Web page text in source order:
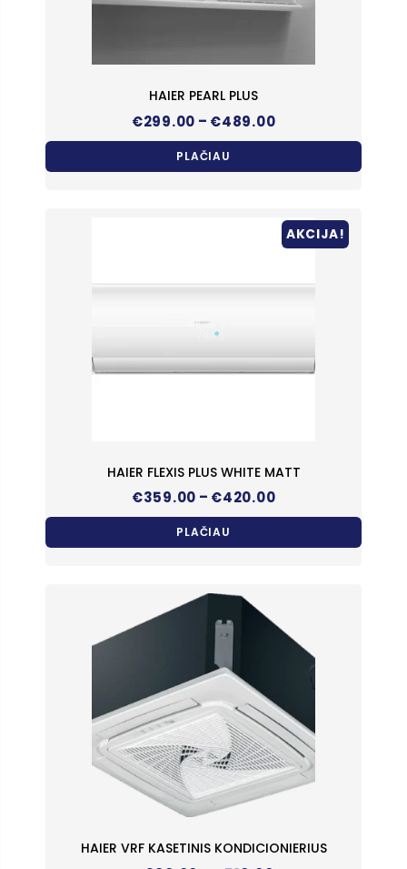
HAIER PEARL PLUS
€299.00 – €489.00Price
€299.00
€489.00
PLAČIAU
AKCIJA!
HAIER FLEXIS PLUS WHITE MATT
€359.00 – €420.00Price
€359.00
€420.00
PLAČIAU
HAIER VRF KASETINIS KONDICIONIERIUS